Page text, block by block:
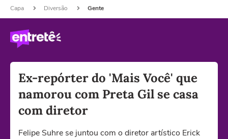
Capa Diversão Gente
Ex-repórter do 'Mais Você' que
namorou com Preta Gil se casa
com diretor
Felipe Suhre se juntou com o diretor artístico Erick